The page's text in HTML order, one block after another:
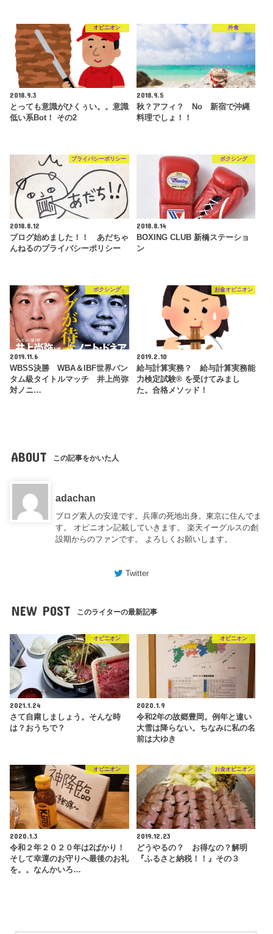
オピニオン
2018.9.3
とっても意識がひくぅい。。意識
低い系Bot！ その2
外食
2018.9.5
秋？アフィ？ No 新宿で沖縄
料理でしょ！！
プライバシーポリシー
2018.8.12
ブログ始めました！！ あだちゃ
んねるのプライバシーポリシー
ボクシング
2018.8.14
BOXING CLUB 新橋ステーショ
ン
ボクシング
2019.11.6
WBSS決勝 WBA＆IBF世界バン
タム級タイトルマッチ 井上尚弥
対ノニ…
お金オピニオン
2019.2.10
給与計算実務？ 給与計算実務能
力検定試験® を受けてみまし
た。合格メソッド！
ABOUT この記事をかいた人
adachan
ブログ素人の安達です。兵庫の死地出身。東京に住んでま
す。 オピニオン記載していきます。 楽天イーグルスの創
設期からのファンです。 よろしくお願いします。
Twitter
NEW POST このライターの最新記事
オピニオン
2021.1.24
さて自粛しましょう。そんな時
は？おうちで？
オピニオン
2020.1.9
令和2年の故郷豊岡。例年と違い
大雪は降らない。ちなみに私の名
前は大ゆき
オピニオン
2020.1.3
令和２年２０２０年は2ばかり！
そして幸運のお守りへ最後のお礼
を。。なんかいろ…
お金オピニオン
2019.12.23
どうやるの？ お得なの？解明
『ふるさと納税！！』その３